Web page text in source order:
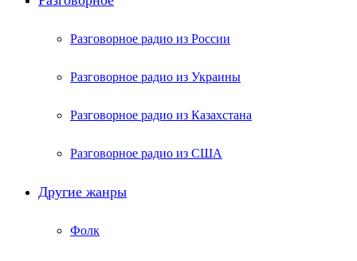
Разговорное радио из России
Разговорное радио из Украины
Разговорное радио из Казахстана
Разговорное радио из США
Другие жанры
Фолк